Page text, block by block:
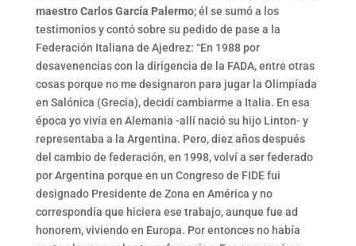
maestro Carlos García Palermo; él se sumó a los
testimonios y contó sobre su pedido de pase a la
Federación Italiana de Ajedrez: “En 1988 por
desavenencias con la dirigencia de la FADA, entre otras
cosas porque no me designaron para jugar la Olimpíada
en Salónica (Grecia), decidí cambiarme a Italia. En esa
época yo vivía en Alemania -allí nació su hijo Linton- y
representaba a la Argentina. Pero, diez años después
del cambio de federación, en 1998, volví a ser federado
por Argentina porque en un Congreso de FIDE fui
designado Presidente de Zona en América y no
correspondía que hiciera ese trabajo, aunque fue ad
honorem, viviendo en Europa. Por entonces no había